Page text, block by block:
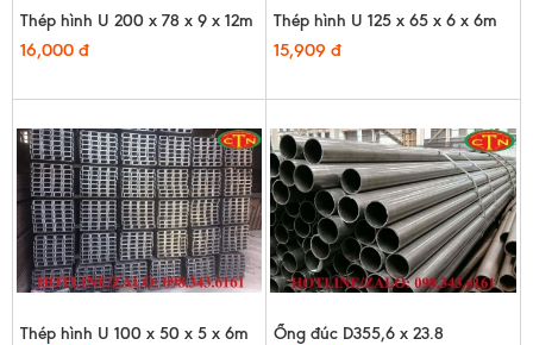
Thép hình U 200 x 78 x 9 x 12m
16,000 đ
Thép hình U 125 x 65 x 6 x 6m
15,909 đ
Thép hình U 100 x 50 x 5 x 6m Ống đúc D355,6 x 23.8